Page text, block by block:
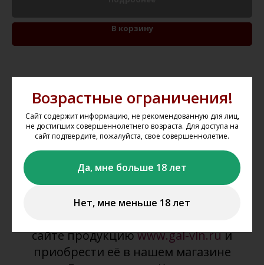
Возрастные ограничения!
Сайт содержит информацию, не рекомендованную для лиц,
не достигших совершеннолетнего возраста. Для доступа на
сайт подтвердите, пожалуйста, свое совершеннолетие.
Да, мне больше 18 лет
Нет, мне меньше 18 лет
В корзину
Как оформить заказ на
сайте?
Мы не осуществляем дистанционную
продажу и доставку алкогольной и
табачной продукции. Вы можете
сайте продукциюwww.gal-vin.ruи
приобрести её в нашем магазине